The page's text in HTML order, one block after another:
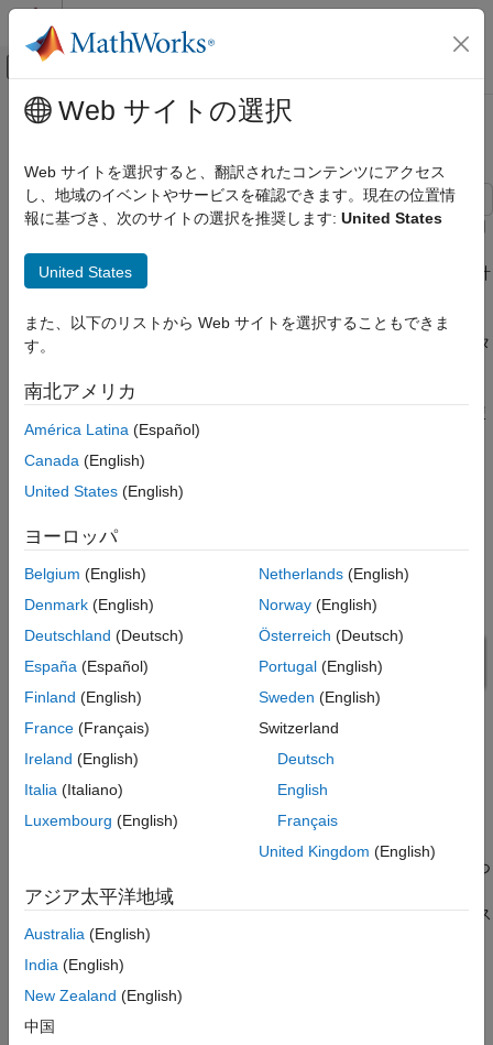
コンテンツへスキップ
オフキャンバス ナビゲーション メ
ドキュメンテーションのホーム
モデル化
信号、状態、パラメーターの設定
信号のマージ
条件付き実行サブシステム
boolean 信号
Subsystem
ブロックの背景色のプログラムによる変更
参考
メインコンテンツ
信号のマージ
この例では、条件付き実行サブシステムと Mergeブロックを使用
して、2 つの入力を単一の出力に結合する方法を示します。
Merge ブロックのどの時点の出力値も、駆動ブロックの最新の計
Merge ブロックは、異なるときに更新される入力信号を、インタ
ーリーブする場合に使用します。同時に更新する信号を、配列ま
ブロックを使
用します。
このモデルの左側には、Simulink Sources ライブラリからの 2 つ
のブロック (Repeating Sequence
各ブロックは、そのブロック アイコンに表示されている形式のス
カラー出力信号を生成します。
Web サイトの選択
Web サイトを選択すると、翻訳されたコンテンツにアクセス
し、地域のイベントやサービスを確認できます。現在の位置情
報に基づき、次のサイトの選択を推奨します: United States
United States
また、以下のリストから Web サイトを選択することもできま
す。
南北アメリカ
América Latina (Español)
Canada (English)
United States (English)
ヨーロッパ
Belgium (English)
Denmark (English)
Deutschland (Deutsch)
España (Español)
Finland (English)
France (Français)
Ireland (English)
Italia (Italiano)
Luxembourg (English)
Netherlands(English)
Norway(English)
Österreich (Deutsch)
Portugal(English)
Sweden (English)
Switzerland
Deutsch
English
Français
United Kingdom (English)
アジア太平洋地域
Australia (English)
India (English)
New Zealand (English)
中国